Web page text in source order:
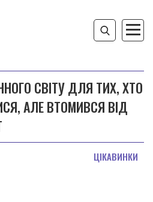
СВІТУ ДЛЯ ТИХ, ХТО
АЛЕ ВТОМИВСЯ ВІД
ЦІКАВИНКИ